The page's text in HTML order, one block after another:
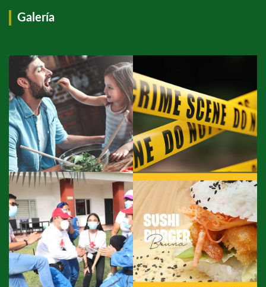
Galería